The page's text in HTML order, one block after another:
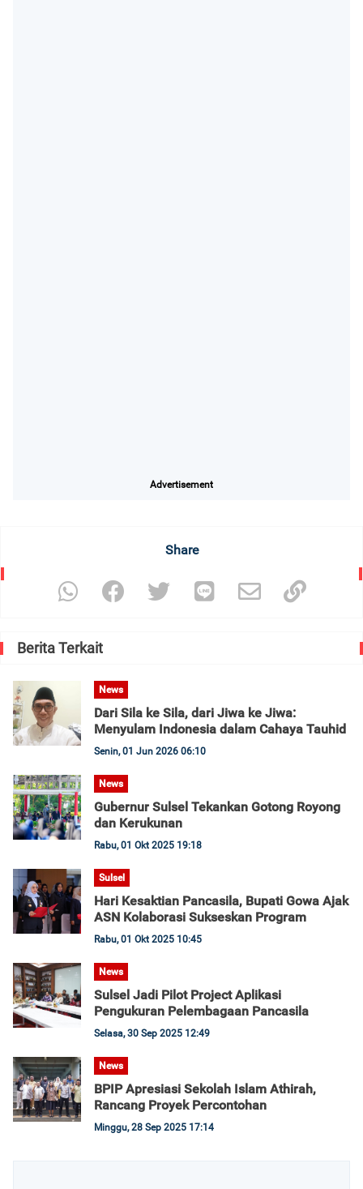
Advertisement
Share
Berita Terkait
News
Dari Sila ke Sila, dari Jiwa ke Jiwa:
Menyulam Indonesia dalam Cahaya Tauhid
Senin, 01 Jun 2026 06:10
News
Gubernur Sulsel Tekankan Gotong Royong
dan Kerukunan
Rabu, 01 Okt 2025 19:18
Sulsel
Hari Kesaktian Pancasila, Bupati Gowa Ajak
ASN Kolaborasi Sukseskan Program
Rabu, 01 Okt 2025 10:45
News
Sulsel Jadi Pilot Project Aplikasi
Pengukuran Pelembagaan Pancasila
Selasa, 30 Sep 2025 12:49
News
BPIP Apresiasi Sekolah Islam Athirah,
Rancang Proyek Percontohan
Minggu, 28 Sep 2025 17:14